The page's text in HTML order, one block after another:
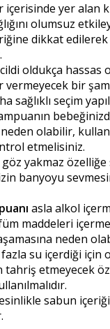
içerisinde yer alan
olumsuz
dikkat edilerek
oldukça hassas
vermeyecek bir
sağlıklı seçim
olabilir,
etmelisiniz.
yakmaz özelliğe
banyoyu
asla alkol
maddeleri
neden
su içerdiği için
tahriş etmeyecek
sabun